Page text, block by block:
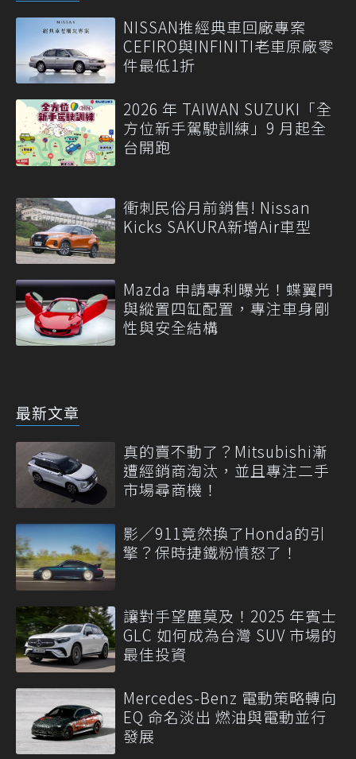
NISSAN推經典車回廠專案
CEFIRO與INFINITI老車原廠零
件最低1折
2026 年 TAIWAN SUZUKI「全
方位新手駕駛訓練」9 月起全
台開跑
衝刺民俗月前銷售! Nissan
Kicks SAKURA新增Air車型
Mazda 申請專利曝光！蝶翼門
與縱置四缸配置，專注車身剛
性與安全結構
最新文章
真的賣不動了？Mitsubishi漸
遭經銷商淘汰，並且專注二手
市場尋商機！
影／911竟然換了Honda的引
擎？保時捷鐵粉憤怒了！
讓對手望塵莫及！2025 年賓士
GLC 如何成為台灣 SUV 市場的
最佳投資
Mercedes-Benz 電動策略轉向
EQ 命名淡出 燃油與電動並行
發展